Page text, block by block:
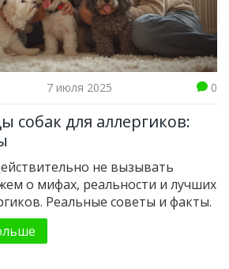
7 июля 2025 0
собак для аллергиков:
не вызывать
о мифах, реальности и лучших
Реальные советы и факты.